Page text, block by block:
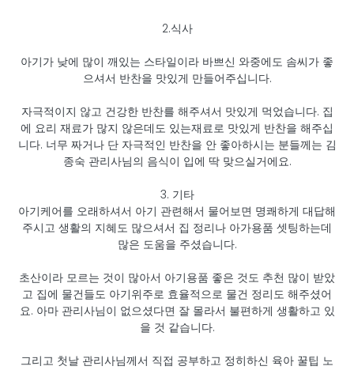
2.식사
아기가 낮에 많이 깨있는 스타일이라 바쁘신 와중에도 솜씨가 좋
으셔서 반찬을 맛있게 만들어주십니다.
자극적이지 않고 건강한 반찬를 해주셔서 맛있게 먹었습니다. 집
에 요리 재료가 많지 않은데도 있는재료로 맛있게 반찬을 해주십
니다. 너무 짜거나 단 자극적인 반찬을 안 좋아하시는 분들께는 김
종숙 관리사님의 음식이 입에 딱 맞으실거에요.
3. 기타
아기케어를 오래하셔서 아기 관련해서 물어보면 명쾌하게 대답해
주시고 생활의 지혜도 많으셔서 집 정리나 아가용품 셋팅하는데
많은 도움을 주셨습니다.
초산이라 모르는 것이 많아서 아기용품 좋은 것도 추천 많이 받았
고 집에 물건들도 아기위주로 효율적으로 물건 정리도 해주셨어
요. 아마 관리사님이 없으셨다면 잘 몰라서 불편하게 생활하고 있
을 것 같습니다.
그리고 첫날 관리사님께서 직접 공부하고 정히하신 육아 꿀팁 노